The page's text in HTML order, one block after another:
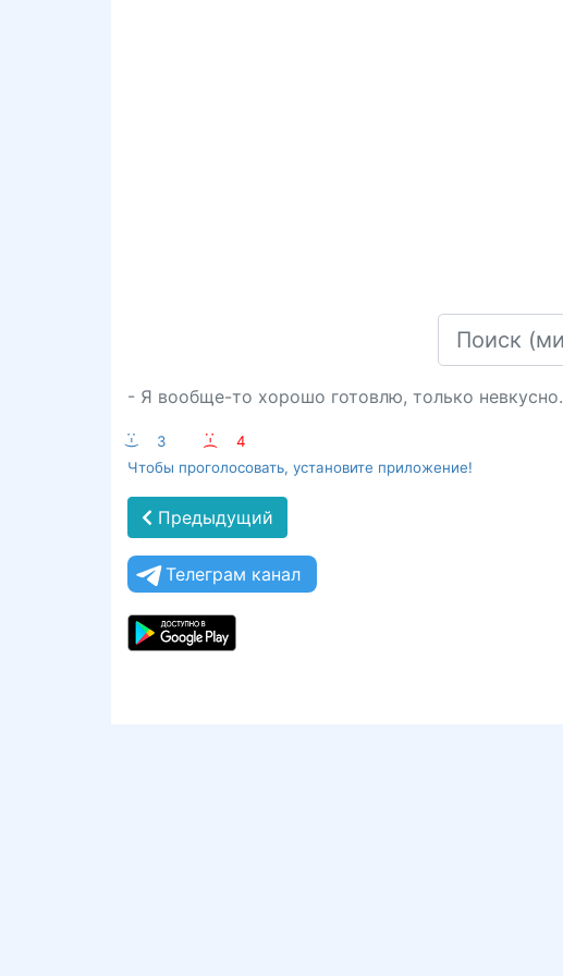
- Я вообще-то хорошо готовлю, только невкусно.
:-) 3 :-(
4
Чтобы проголосовать, установите приложение!
Предыдущий
Телеграм канал